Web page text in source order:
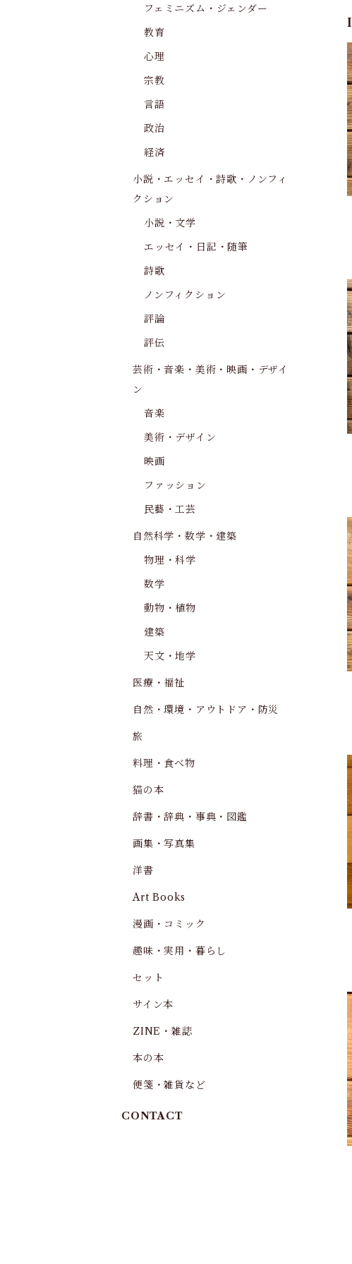
フェミニズム・ジェンダー
教育
心理
宗教
言語
政治
経済
小説・エッセイ・詩歌・ノンフィ
クション
小説・文学
エッセイ・日記・随筆
詩歌
ノンフィクション
評論
評伝
芸術・音楽・美術・映画・デザイ
ン
音楽
美術・デザイン
映画
ファッション
民藝・工芸
自然科学・数学・建築
物理・科学
数学
動物・植物
建築
天文・地学
医療・福祉
自然・環境・アウトドア・防災
旅
料理・食べ物
猫の本
辞書・辞典・事典・図鑑
画集・写真集
洋書
Art Books
漫画・コミック
趣味・実用・暮らし
セット
サイン本
ZINE・雑誌
本の本
便箋・雑貨など
CONTACT